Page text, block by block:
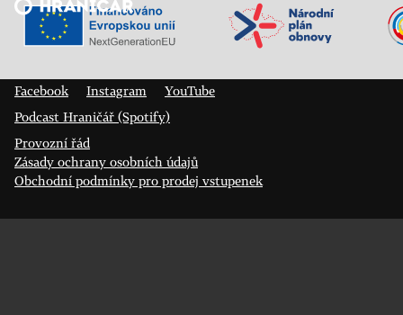
Veřejný sál Hraničář, spolek
Facebook
Instagram
YouTube
Podcast Hraničář (Spotify)
Provozní řád
Zásady ochrany osobních údajů
Obchodní podmínky pro prodej vstupenek